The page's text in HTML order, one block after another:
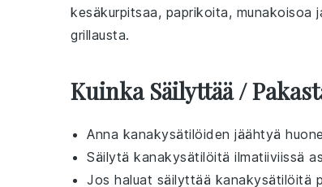
kesäkurpitsaa, paprikoita, munakoisoa
grillausta.
Kuinka Säilyttää /
Anna kanakysätilöiden jäähtyä
Säilytä kanakysätilöitä ilmatiiviissä
Jos haluat säilyttää kanakysätilöitä